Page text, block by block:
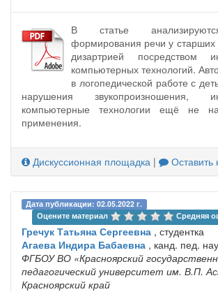
В статье
формирования речи у старших
дизартрией посредством
компьютерных технологий.
в логопедической работе с
нарушения звукопроизношения,
компьютерные технологии ещё не
применения.
Дискуссионная площадка | Оставить
Дата публикации: 02.05.2022 г.
Оцените материал
Средняя
Гречук Татьяна Сергеевна , студентка
Агаева Индира Бабаевна , канд. пед.
ФГБОУ ВО «Красноярский
педагогический университет им. В.П.
Красноярский край